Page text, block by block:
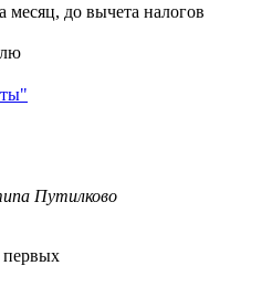
месяц, до вычета налогов
Путилково
первых